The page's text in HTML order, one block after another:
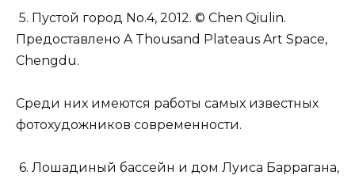
5. Пустой город No.4, 2012. © Chen Qiulin.
Предоставлено A Thousand Plateaus Art Space,
Chengdu.
Среди них имеются работы самых известных
фотохудожников современности.
6. Лошадиный бассейн и дом Луиса Баррагана,